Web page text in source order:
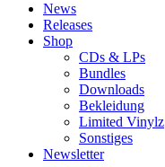
News
Releases
Shop
CDs & LPs
Bundles
Downloads
Bekleidung
Limited Vinylz
Sonstiges
Newsletter